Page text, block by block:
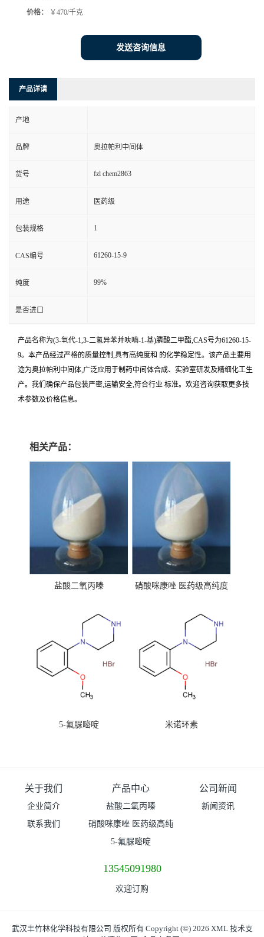
价格： ￥470/千克
发送咨询信息
产品详请
产地
品牌 奥拉帕利中间体
货号 fzl chem2863
用途 医药级
包装规格 1
CAS编号 61260-15-9
纯度 99%
是否进口
产品名称为(3-氧代-1,3-二氢异苯并呋喃-1-基)膦酸二甲酯,CAS号为61260-15-
9。本产品经过严格的质量控制,具有高纯度和 的化学稳定性。该产品主要用
途为奥拉帕利中间体,广泛应用于制药中间体合成、实验室研发及精细化工生
产。我们确保产品包装严密,运输安全,符合行业 标准。欢迎咨询获取更多技
术参数及价格信息。
相关产品：
盐酸二氧丙嗪
硝酸咪康唑 医药级高纯度
5-氟脲嘧啶 米诺环素
关于我们
企业简介
联系我们
产品中心
盐酸二氧丙嗪
硝酸咪康唑 医药级高纯
度99%原粉
5-氟脲嘧啶
公司新闻
新闻资讯
13545091980
欢迎订购
武汉丰竹林化学科技有限公司 版权所有 Copyright (©) 2026 XML技术支